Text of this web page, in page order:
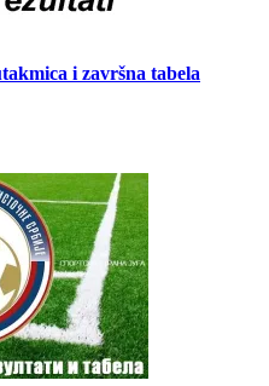
i završna tabela